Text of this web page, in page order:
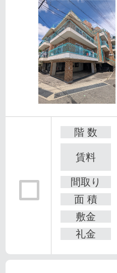
階 数
賃料
間取り
面 積
敷金
礼金